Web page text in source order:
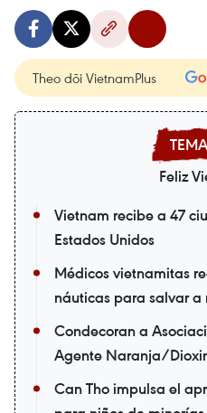
Theo dõi VietnamPlus
Feliz
Vietnam recibe a 47
Estados Unidos
Médicos vietnamitas
náuticas para salvar a
Condecoran a
Agente Naranja/
Can Tho impulsa el